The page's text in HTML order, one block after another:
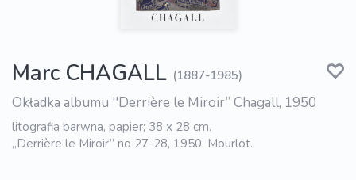
Marc CHAGALL (1887-1985)
Okładka albumu ''Derrière le Miroir” Chagall, 1950
litografia barwna, papier; 38 x 28 cm.
„Derrière le Miroir” no 27-28, 1950, Mourlot.